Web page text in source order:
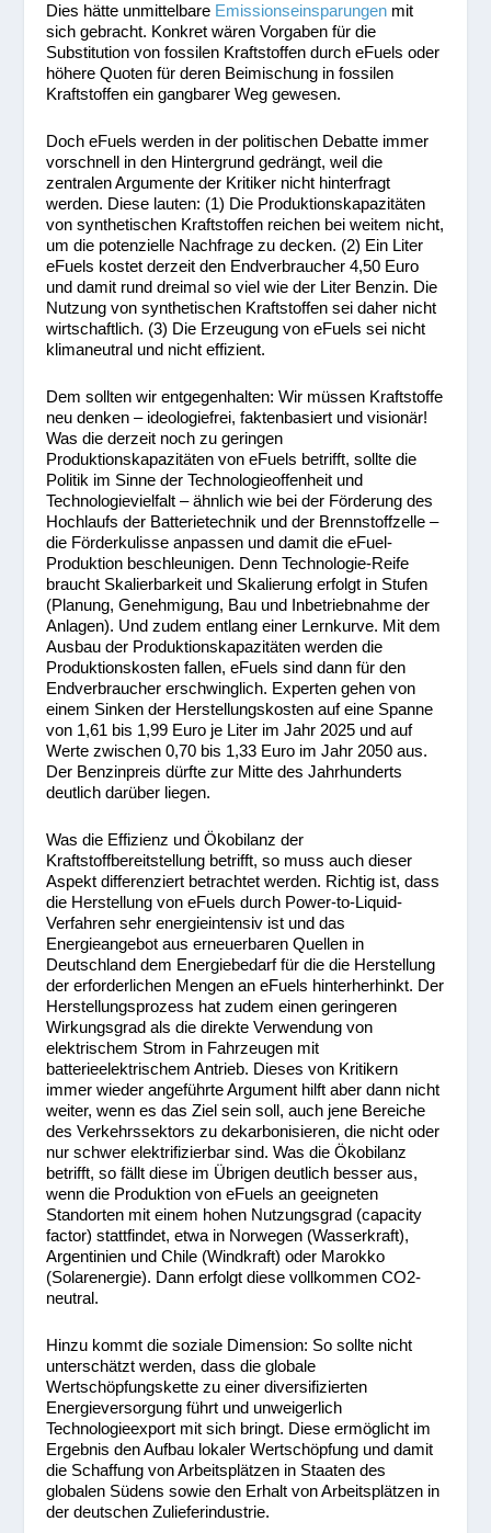
Dies hätte unmittelbare Emissionseinsparungen mit
sich gebracht. Konkret wären Vorgaben für die
Substitution von fossilen Kraftstoffen durch eFuels oder
höhere Quoten für deren Beimischung in fossilen
Kraftstoffen ein gangbarer Weg gewesen.
Doch eFuels werden in der politischen Debatte immer
vorschnell in den Hintergrund gedrängt, weil die
zentralen Argumente der Kritiker nicht hinterfragt
werden. Diese lauten: (1) Die Produktionskapazitäten
von synthetischen Kraftstoffen reichen bei weitem nicht,
um die potenzielle Nachfrage zu decken. (2) Ein Liter
eFuels kostet derzeit den Endverbraucher 4,50 Euro
und damit rund dreimal so viel wie der Liter Benzin. Die
Nutzung von synthetischen Kraftstoffen sei daher nicht
wirtschaftlich. (3) Die Erzeugung von eFuels sei nicht
klimaneutral und nicht effizient.
Dem sollten wir entgegenhalten: Wir müssen Kraftstoffe
neu denken – ideologiefrei, faktenbasiert und visionär!
Was die derzeit noch zu geringen
Produktionskapazitäten von eFuels betrifft, sollte die
Politik im Sinne der Technologieoffenheit und
Technologievielfalt – ähnlich wie bei der Förderung des
Hochlaufs der Batterietechnik und der Brennstoffzelle –
die Förderkulisse anpassen und damit die eFuel-
Produktion beschleunigen. Denn Technologie-Reife
braucht Skalierbarkeit und Skalierung erfolgt in Stufen
(Planung, Genehmigung, Bau und Inbetriebnahme der
Anlagen). Und zudem entlang einer Lernkurve. Mit dem
Ausbau der Produktionskapazitäten werden die
Produktionskosten fallen, eFuels sind dann für den
Endverbraucher erschwinglich. Experten gehen von
einem Sinken der Herstellungskosten auf eine Spanne
von 1,61 bis 1,99 Euro je Liter im Jahr 2025 und auf
Werte zwischen 0,70 bis 1,33 Euro im Jahr 2050 aus.
Der Benzinpreis dürfte zur Mitte des Jahrhunderts
deutlich darüber liegen.
Was die Effizienz und Ökobilanz der
Kraftstoffbereitstellung betrifft, so muss auch dieser
Aspekt differenziert betrachtet werden. Richtig ist, dass
die Herstellung von eFuels durch Power-to-Liquid-
Verfahren sehr energieintensiv ist und das
Energieangebot aus erneuerbaren Quellen in
Deutschland dem Energiebedarf für die die Herstellung
der erforderlichen Mengen an eFuels hinterherhinkt. Der
Herstellungsprozess hat zudem einen geringeren
Wirkungsgrad als die direkte Verwendung von
elektrischem Strom in Fahrzeugen mit
batterieelektrischem Antrieb. Dieses von Kritikern
immer wieder angeführte Argument hilft aber dann nicht
weiter, wenn es das Ziel sein soll, auch jene Bereiche
des Verkehrssektors zu dekarbonisieren, die nicht oder
nur schwer elektrifizierbar sind. Was die Ökobilanz
betrifft, so fällt diese im Übrigen deutlich besser aus,
wenn die Produktion von eFuels an geeigneten
Standorten mit einem hohen Nutzungsgrad (capacity
factor) stattfindet, etwa in Norwegen (Wasserkraft),
Argentinien und Chile (Windkraft) oder Marokko
(Solarenergie). Dann erfolgt diese vollkommen CO2-
neutral.
Hinzu kommt die soziale Dimension: So sollte nicht
unterschätzt werden, dass die globale
Wertschöpfungskette zu einer diversifizierten
Energieversorgung führt und unweigerlich
Technologieexport mit sich bringt. Diese ermöglicht im
Ergebnis den Aufbau lokaler Wertschöpfung und damit
die Schaffung von Arbeitsplätzen in Staaten des
globalen Südens sowie den Erhalt von Arbeitsplätzen in
der deutschen Zulieferindustrie.